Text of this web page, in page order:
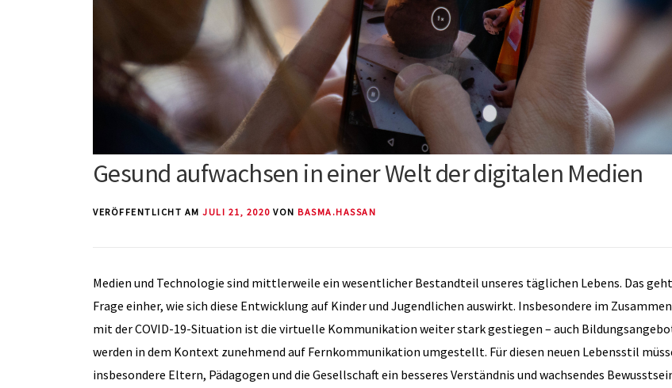
Gesund aufwachsen in einer Welt der digitalen Medien
VERÖFFENTLICHT AM JULI 21, 2020 VON BASMA.HASSAN
Medien und Technologie sind mittlerweile ein wesentlicher Bestandteil unseres täglichen Lebens. Das
Frage einher, wie sich diese Entwicklung auf Kinder und Jugendlichen auswirkt. Insbesondere im
mit der COVID-19-Situation ist die virtuelle Kommunikation weiter stark gestiegen – auch
werden in dem Kontext zunehmend auf Fernkommunikation umgestellt. Für diesen neuen Lebensstil
insbesondere Eltern, Pädagogen und die Gesellschaft ein besseres Verständnis und wachsendes